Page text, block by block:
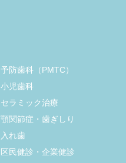
予防歯科（PMTC）
小児歯科
セラミック治療
顎関節症・歯ぎしり
入れ歯
区民健診・企業健診